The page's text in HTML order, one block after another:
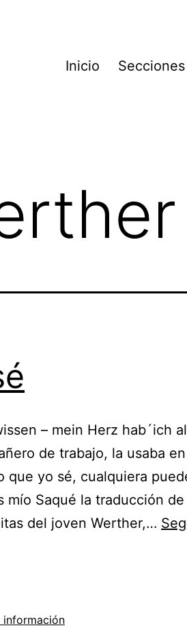
Inicio Secciones
– mein Herz hab´ich
de trabajo, la usaba
que yo sé, cualquiera
mío Saqué la traducción
del joven Werther,…
información